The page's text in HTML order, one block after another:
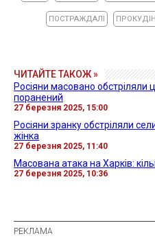
ПОСТРАЖДАЛІ
ЧИТАЙТЕ ТАКОЖ »
Росіяни масовано обстріляли
поранений
27 березня 2025, 15:00
Росіяни зранку обстріляли
жінка
27 березня 2025, 11:40
Масована атака на Харків:
27 березня 2025, 10:36